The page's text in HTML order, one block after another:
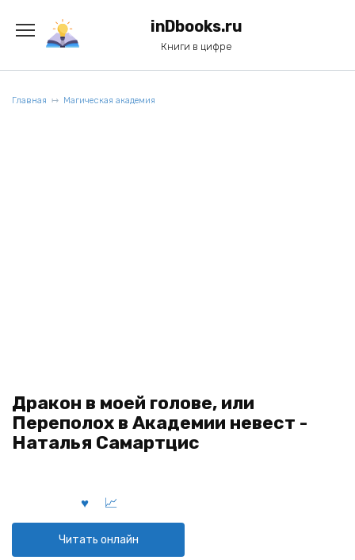
содержанию
inDbooks.ru
Книги в цифре
Главная Магическая академия
Дракон в моей голове, или
Переполох в Академии невест -
Наталья Самартцис
Читать онлайн